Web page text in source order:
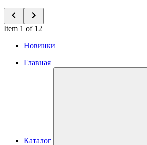
Item 1 of 12
Новинки
Главная
Каталог